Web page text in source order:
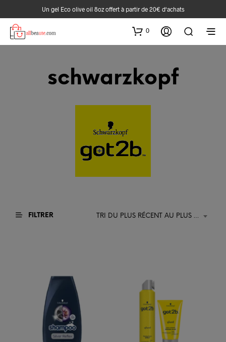
Un gel Eco olive oil 8oz offert à partir de 20€ d‘achats
0
schwarzkopf
FILTRER TRI DU PLUS RÉCENT AU PLUS ANCIEN